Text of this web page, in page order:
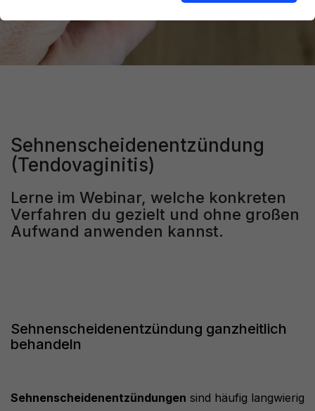
Sehnenscheidenentzündung
(Tendovaginitis)
Lerne im Webinar, welche konkreten
Verfahren du gezielt und ohne großen
Aufwand anwenden kannst.
Sehnenscheidenentzündung ganzheitlich
behandeln
Sehnenscheidenentzündungen sind häufig langwierig